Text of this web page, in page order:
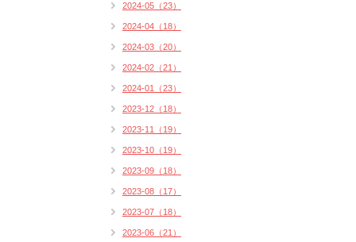
2024-05（23）
2024-04（18）
2024-03（20）
2024-02（21）
2024-01（23）
2023-12（18）
2023-11（19）
2023-10（19）
2023-09（18）
2023-08（17）
2023-07（18）
2023-06（21）